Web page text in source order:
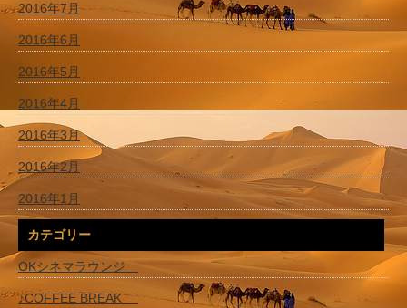
2016年7月
2016年6月
2016年5月
2016年4月
2016年3月
2016年2月
2016年1月
カテゴリー
OKシネマラウンジ
♪COFFEE BREAK